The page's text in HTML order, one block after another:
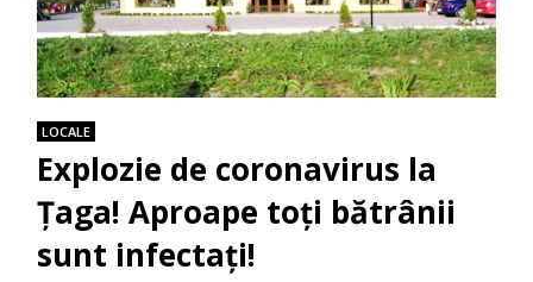
LOCALE
Explozie de coronavirus la
Ţaga! Aproape toţi bătrânii
sunt infectaţi!